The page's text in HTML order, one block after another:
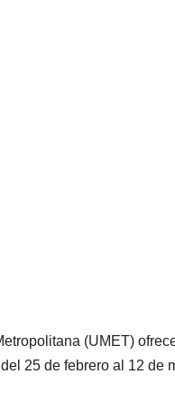
(UMET)
25 de febrero al 12 de